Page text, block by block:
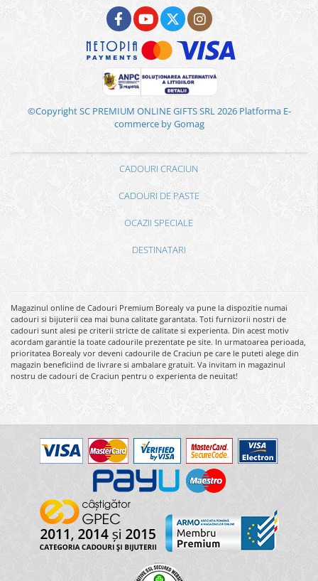
©Copyright SC PREMIUM ONLINE GIFTS SRL 2026 Platforma E-
commerce by Gomag
CADOURI CRACIUN
CADOURI DE PASTE
OCAZII SPECIALE
DESTINATARI
Magazinul online de Cadouri Premium Borealy va pune la dispozitie numai
cadouri si bijuterii cea mai buna calitate garantata. Toti furnizorii nostri de
cadouri sunt alesi pe criterii stricte de calitate si experienta. Din acest motiv
acordam garantie la toate cadourile prezentate pe site. In urmatoarea perioada,
prioritatea Borealy vor deveni cadourile de Craciun pe care le puteti alege din
magazin beneficiind de livrare si ambalare gratuit. Va invitam in magazinul
nostru de cadouri de Craciun pentru o experienta de neuitat!